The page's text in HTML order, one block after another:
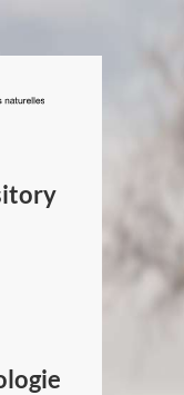
/
Canada